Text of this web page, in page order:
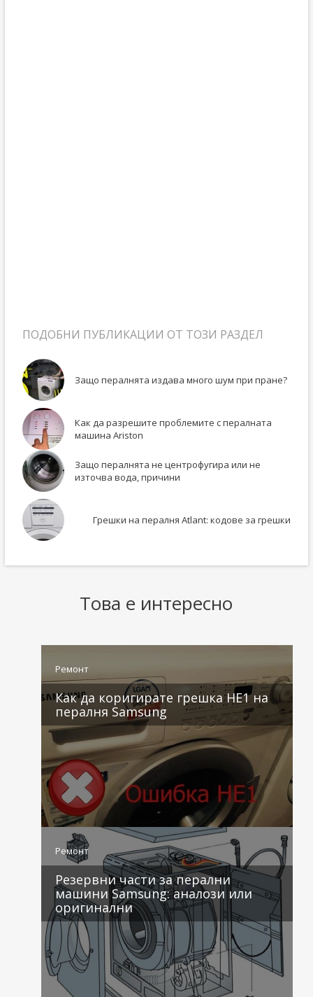
ПОДОБНИ ПУБЛИКАЦИИ ОТ ТОЗИ РАЗДЕЛ
Защо пералнята издава много шум при пране?
Как да разрешите проблемите с пералната
машина Ariston
Защо пералнята не центрофугира или не
източва вода, причини
Грешки на пералня Atlant: кодове за грешки
Това е интересно
Ремонт
Как да коригирате грешка HE1 на
пералня Samsung
4 коментара
Ремонт
Резервни части за перални
машини Samsung: аналози или
оригинални